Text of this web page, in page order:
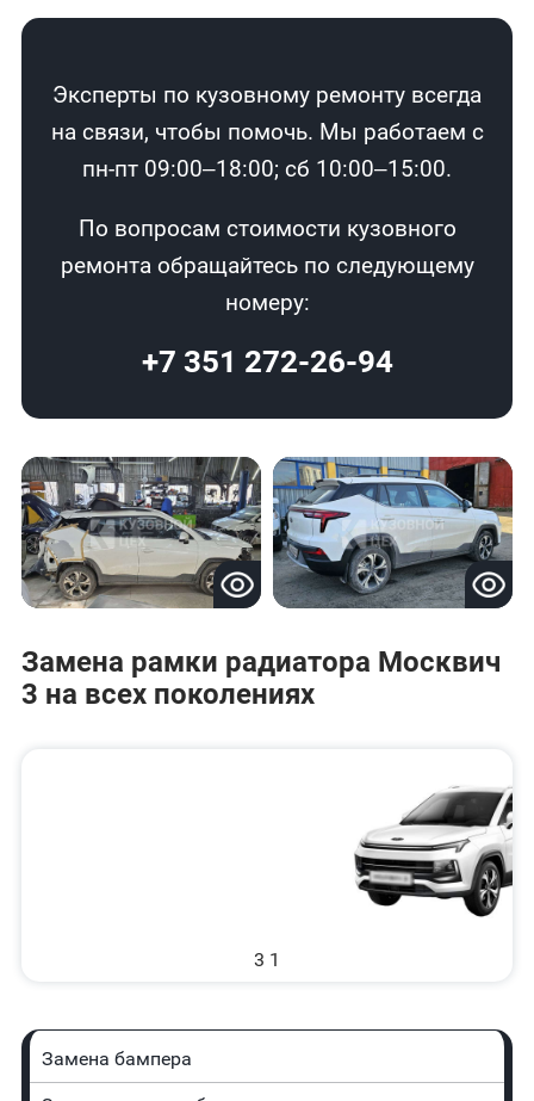
Эксперты по кузовному ремонту всегда
на связи, чтобы помочь. Мы работаем с
пн-пт 09:00–18:00; сб 10:00–15:00.
По вопросам стоимости кузовного
ремонта обращайтесь по следующему
номеру:
+7 351 272-26-94
Замена рамки радиатора Москвич
3 на всех поколениях
3 1
Замена бампера